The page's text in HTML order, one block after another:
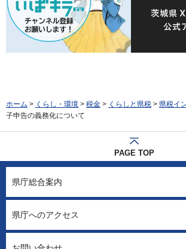
ホーム > くらし・環境 > 税金 > くらしと県税 > 県税イ
子申告の義務化について
PAGE TOP
県庁総合案内
県庁へのアクセス